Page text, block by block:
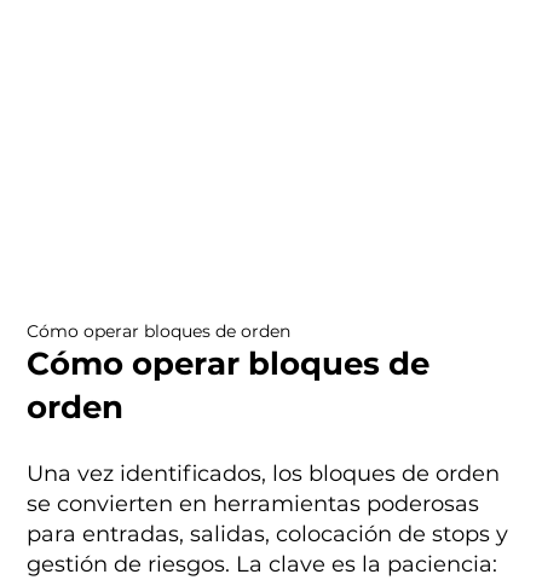
Cómo operar bloques de orden
Cómo operar bloques de
orden
Una vez identificados, los bloques de orden
se convierten en herramientas poderosas
para entradas, salidas, colocación de stops y
gestión de riesgos. La clave es la paciencia: